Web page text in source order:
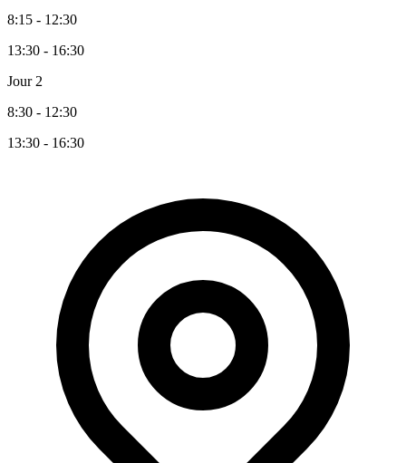
8:15 - 12:30
13:30 - 16:30
Jour 2
8:30 - 12:30
13:30 - 16:30